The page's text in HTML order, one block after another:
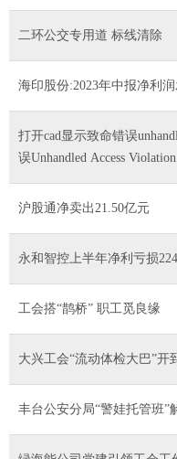
二环公交专用道 标线清除
海印股份:2023年中报净利
打开cad显示致命错误
误Unhandled Access Violation
沪股通净卖出21.50亿元
永和智控上半年净利亏损
工会搭“鹊桥” 职工觅良缘
大兴工会“流动体检大巴”开
丰台公安分局“警娃托管班”